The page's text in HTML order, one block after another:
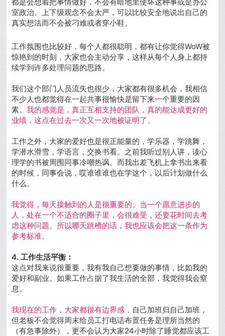
室政治。上下级观念不会太严，可以比较安全地说出自己的
真实想法而不会被刁难或者穿小鞋。
工作氛围也比较好，每个人都很聪明，都有让你觉得WoW被
惊艳到的时刻，大家也会主动分享，这样从每个人身上都持
续学到许多处理问题的思路。
我们这个部门人员流失也很少，大家都有很多机会，我相信
不少人也都觉得在一起共事很愉快是留下来一个重要的因
素。我的感觉是，真正互相支持的团队，真的能达成更好的
业绩，这点在过去一次又一次地被证明了。
工作之外，大家的爱好也是很正能量的，学乐器，学跳舞，
学潜水滑雪，学语言，交换书看。之前我听过别人讲，读心
理学的书被周围同事冷嘲热讽。而我出差飞机上拿书出来看
的时候，同事会说，哎谁谁谁也在学这个，以后计划做什么
什么。
我觉得，每天接触到的人是很重要的。 当一个愿意进步的
人，处在一个不适合的圈子里，会很难受，还要花时间去考
虑这种问题。所以哪天跳槽的话，我也应该会把这一条作为
参考标准。
4. 工作生活平衡：
这点对我来说很重要，我有我自己想要做的事情，比如我的
爱好和副业。如果工作占据了我生活的全部，我觉得我会窒
息。
我现在的工作，大家都很有边界感， 自己加班归自己加班，
但老板不会觉得周末给员工打电话布置任务是理所当然的
（有急事除外），更不会认为大家24小时除了睡觉都应该工